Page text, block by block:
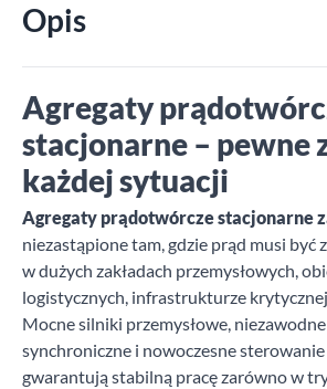
Opis
Agregaty
stacjonarne – pewne
każdej sytuacji
Agregaty prądotwórcze stacjonarne
niezastąpione tam, gdzie prąd musi być
w dużych zakładach przemysłowych,
logistycznych, infrastrukturze
Mocne silniki przemysłowe,
synchroniczne i nowoczesne
gwarantują stabilną pracę zarówno w